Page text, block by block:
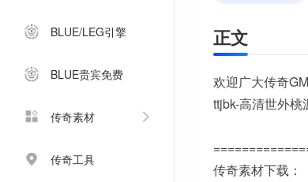
BLUE/LEG引擎
BLUE贵宾免费
传奇素材
传奇工具
正文
欢迎广大传奇
ttjbk-高清世外桃
传奇素材下载：